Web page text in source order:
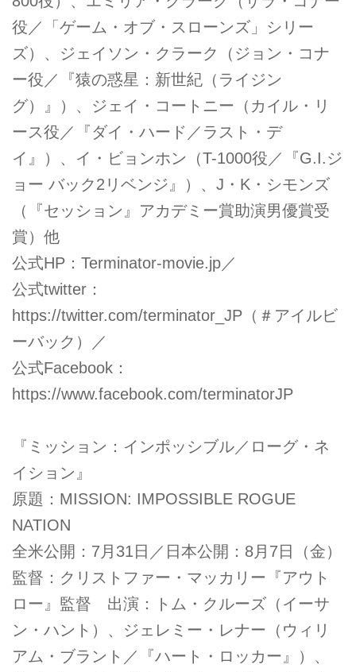
役／「ゲーム・オブ・スローンズ」シリー
ズ）、ジェイソン・クラーク（ジョン・コナ
ー役／『猿の惑星：新世紀（ライジン
グ）』）、ジェイ・コートニー（カイル・リ
ース役／『ダイ・ハード／ラスト・デ
イ』）、イ・ビョンホン（T-1000役／『G.I.ジ
ョー バック2リベンジ』）、J・K・シモンズ
（『セッション』アカデミー賞助演男優賞受
賞）他
公式HP：Terminator-movie.jp／
公式twitter：
https://twitter.com/terminator_JP（＃アイルビ
ーバック）／
公式Facebook：
https://www.facebook.com/terminatorJP
『ミッション：インポッシブル／ローグ・ネ
イション』
原題：MISSION: IMPOSSIBLE ROGUE
NATION
全米公開：7月31日／日本公開：8月7日（金）
監督：クリストファー・マッカリー『アウト
ロー』監督 出演：トム・クルーズ（イーサ
ン・ハント）、ジェレミー・レナー（ウィリ
アム・ブラント／『ハート・ロッカー』）、